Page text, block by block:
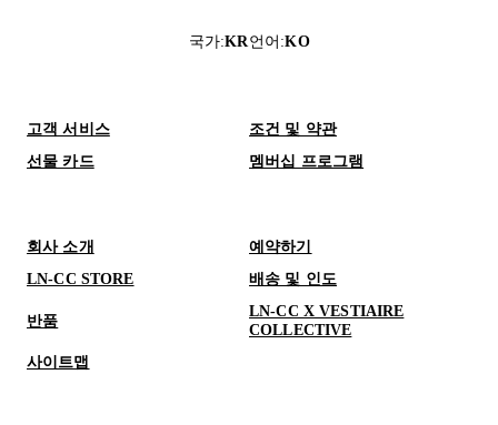
국가:KR언어 :KO
고객 서비스
조건 및 약관
선물 카드
멤버십 프로그램
회사 소개
예약하기
LN-CC STORE
배송 및 인도
반품
LN-CC X VESTIAIRE
COLLECTIVE
사이트맵